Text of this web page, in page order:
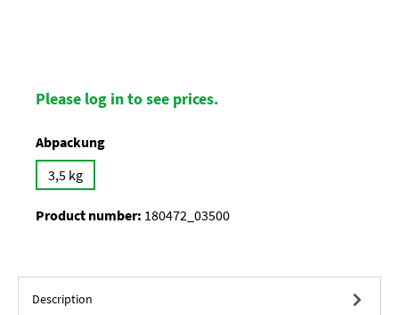
Please log in to see prices.
Select
Abpackung
3,5 kg
Product number: 180472_03500
Description